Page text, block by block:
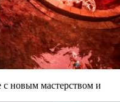
новым мастерством и